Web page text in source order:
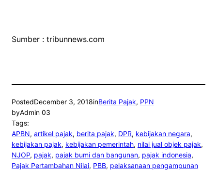
Sumber : tribunnews.com
PostedDecember 3, 2018inBerita Pajak, PPN
byAdmin 03
Tags:
APBN, artikel pajak, berita pajak, DPR, kebijakan negara
kebijakan pajak, kebijakan pemerintah, nilai jual objek pajak
NJOP, pajak, pajak bumi dan bangunan, pajak indonesia
Pajak Pertambahan Nilai, PBB, pelaksanaan pengampunan